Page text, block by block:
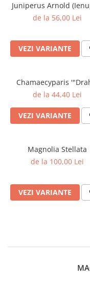
Juniperus Arnold
de la 56,00 Lei
VEZI VARIANTE
Chamaecyparis
de la 44,40 Lei
VEZI VARIANTE
Magnolia Stellata
de la 100,00 Lei
VEZI VARIANTE